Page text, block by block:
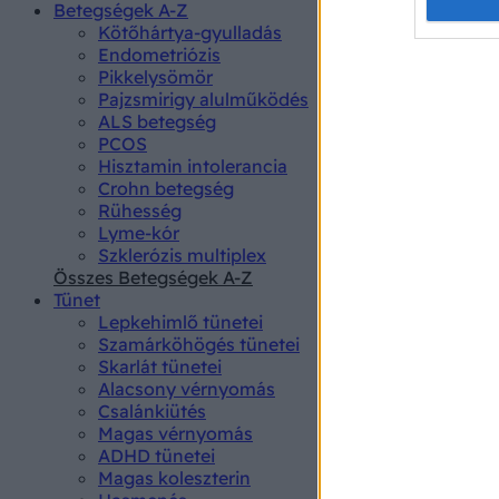
Betegségek A-Z
Kötőhártya-gyulladás
Endometriózis
Pikkelysömör
Pajzsmirigy alulműködés
ALS betegség
PCOS
Hisztamin intolerancia
Crohn betegség
Rühesség
Lyme-kór
Szklerózis multiplex
Összes Betegségek A-Z
Tünet
Lepkehimlő tünetei
Szamárköhögés tünetei
Skarlát tünetei
Alacsony vérnyomás
Csalánkiütés
Magas vérnyomás
ADHD tünetei
Magas koleszterin